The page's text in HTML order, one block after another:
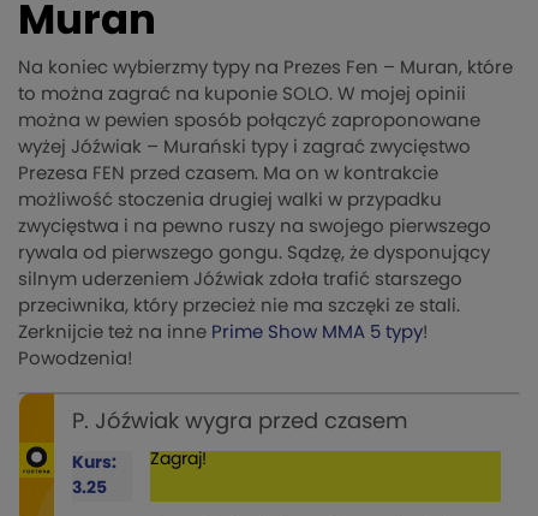
Muran
Na koniec wybierzmy typy na Prezes Fen – Muran, które
to można zagrać na kuponie SOLO. W mojej opinii
można w pewien sposób połączyć zaproponowane
wyżej Jóźwiak – Murański typy i zagrać zwycięstwo
Prezesa FEN przed czasem. Ma on w kontrakcie
możliwość stoczenia drugiej walki w przypadku
zwycięstwa i na pewno ruszy na swojego pierwszego
rywala od pierwszego gongu. Sądzę, że dysponujący
silnym uderzeniem Jóźwiak zdoła trafić starszego
przeciwnika, który przecież nie ma szczęki ze stali.
Zerknijcie też na inne Prime Show MMA 5 typy!
Powodzenia!
P. Jóźwiak wygra przed czasem
Kurs:
3.25
Zagraj!